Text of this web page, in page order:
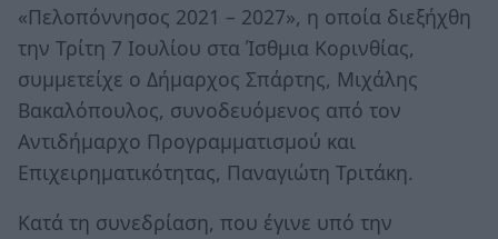
«Πελοπόννησος 2021 – 2027», η οποία διεξήχθη
την Τρίτη 7 Ιουλίου στα Ίσθμια Κορινθίας,
συμμετείχε ο Δήμαρχος Σπάρτης, Μιχάλης
Βακαλόπουλος, συνοδευόμενος από τον
Αντιδήμαρχο Προγραμματισμού και
Επιχειρηματικότητας, Παναγιώτη Τριτάκη.
Κατά τη συνεδρίαση, που έγινε υπό την